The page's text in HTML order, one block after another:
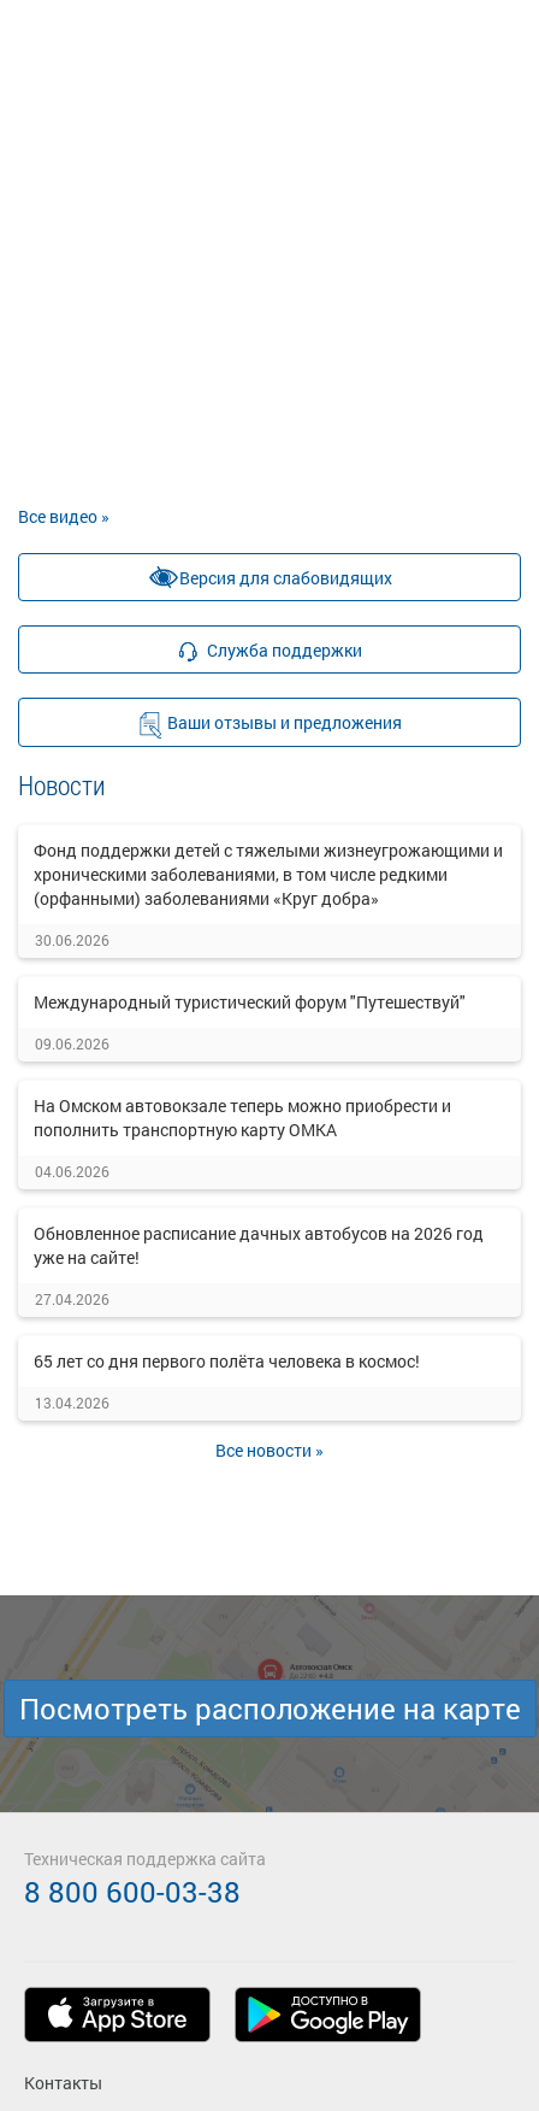
Все видео »
Версия для слабовидящих
Служба поддержки
Ваши отзывы и предложения
Новости
Фонд поддержки детей с тяжелыми жизнеугрожающими и
хроническими заболеваниями, в том числе редкими
(орфанными) заболеваниями «Круг добра»
30.06.2026
Международный туристический форум "Путешествуй"
09.06.2026
На Омском автовокзале теперь можно приобрести и
пополнить транспортную карту ОМКА
04.06.2026
Обновленное расписание дачных автобусов на 2026 год
уже на сайте!
27.04.2026
65 лет со дня первого полёта человека в космос!
13.04.2026
Все новости »
Посмотреть расположение на карте
Контакты
Техническая поддержка сайта
8 800 600-03-38